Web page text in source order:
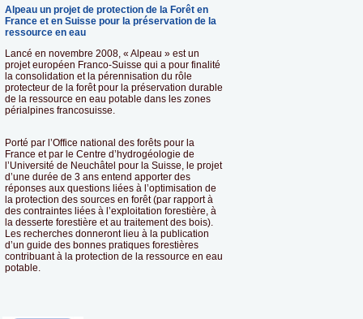
Alpeau un projet de protection de la Forêt en
France et en Suisse pour la préservation de la
ressource en eau
Lancé en novembre 2008, « Alpeau » est un
projet européen Franco-Suisse qui a pour finalité
la consolidation et la pérennisation du rôle
protecteur de la forêt pour la préservation durable
de la ressource en eau potable dans les zones
périalpines francosuisse.
Porté par l’Office national des forêts pour la
France et par le Centre d’hydrogéologie de
l’Université de Neuchâtel pour la Suisse, le projet
d’une durée de 3 ans entend apporter des
réponses aux questions liées à l’optimisation de
la protection des sources en forêt (par rapport à
des contraintes liées à l’exploitation forestière, à
la desserte forestière et au traitement des bois).
Les recherches donneront lieu à la publication
d’un guide des bonnes pratiques forestières
contribuant à la protection de la ressource en eau
potable.